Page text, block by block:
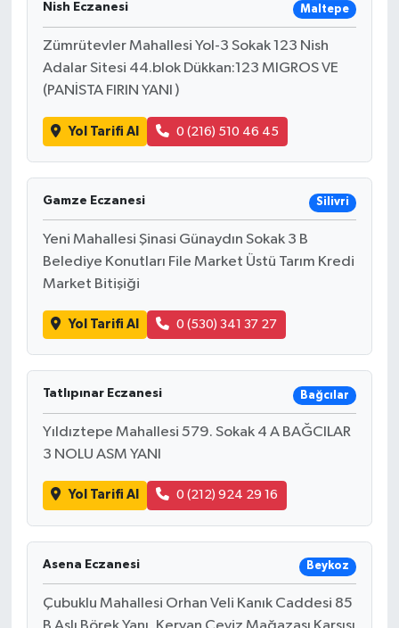
Nish Eczanesi Maltepe
Zümrütevler Mahallesi Yol-3 Sokak 123 Nish
Adalar Sitesi 44.blok Dükkan:123 MIGROS VE
(PANİSTA FIRIN YANI )
Yol Tarifi Al 0 (216) 510 46 45
Gamze Eczanesi Silivri
Yeni Mahallesi Şinasi Günaydın Sokak 3 B
Belediye Konutları File Market Üstü Tarım Kredi
Market Bitişiği
Yol Tarifi Al 0 (530) 341 37 27
Tatlıpınar Eczanesi Bağcılar
Yıldıztepe Mahallesi 579. Sokak 4 A BAĞCILAR
3 NOLU ASM YANI
Yol Tarifi Al 0 (212) 924 29 16
Asena Eczanesi Beykoz
Çubuklu Mahallesi Orhan Veli Kanık Caddesi 85